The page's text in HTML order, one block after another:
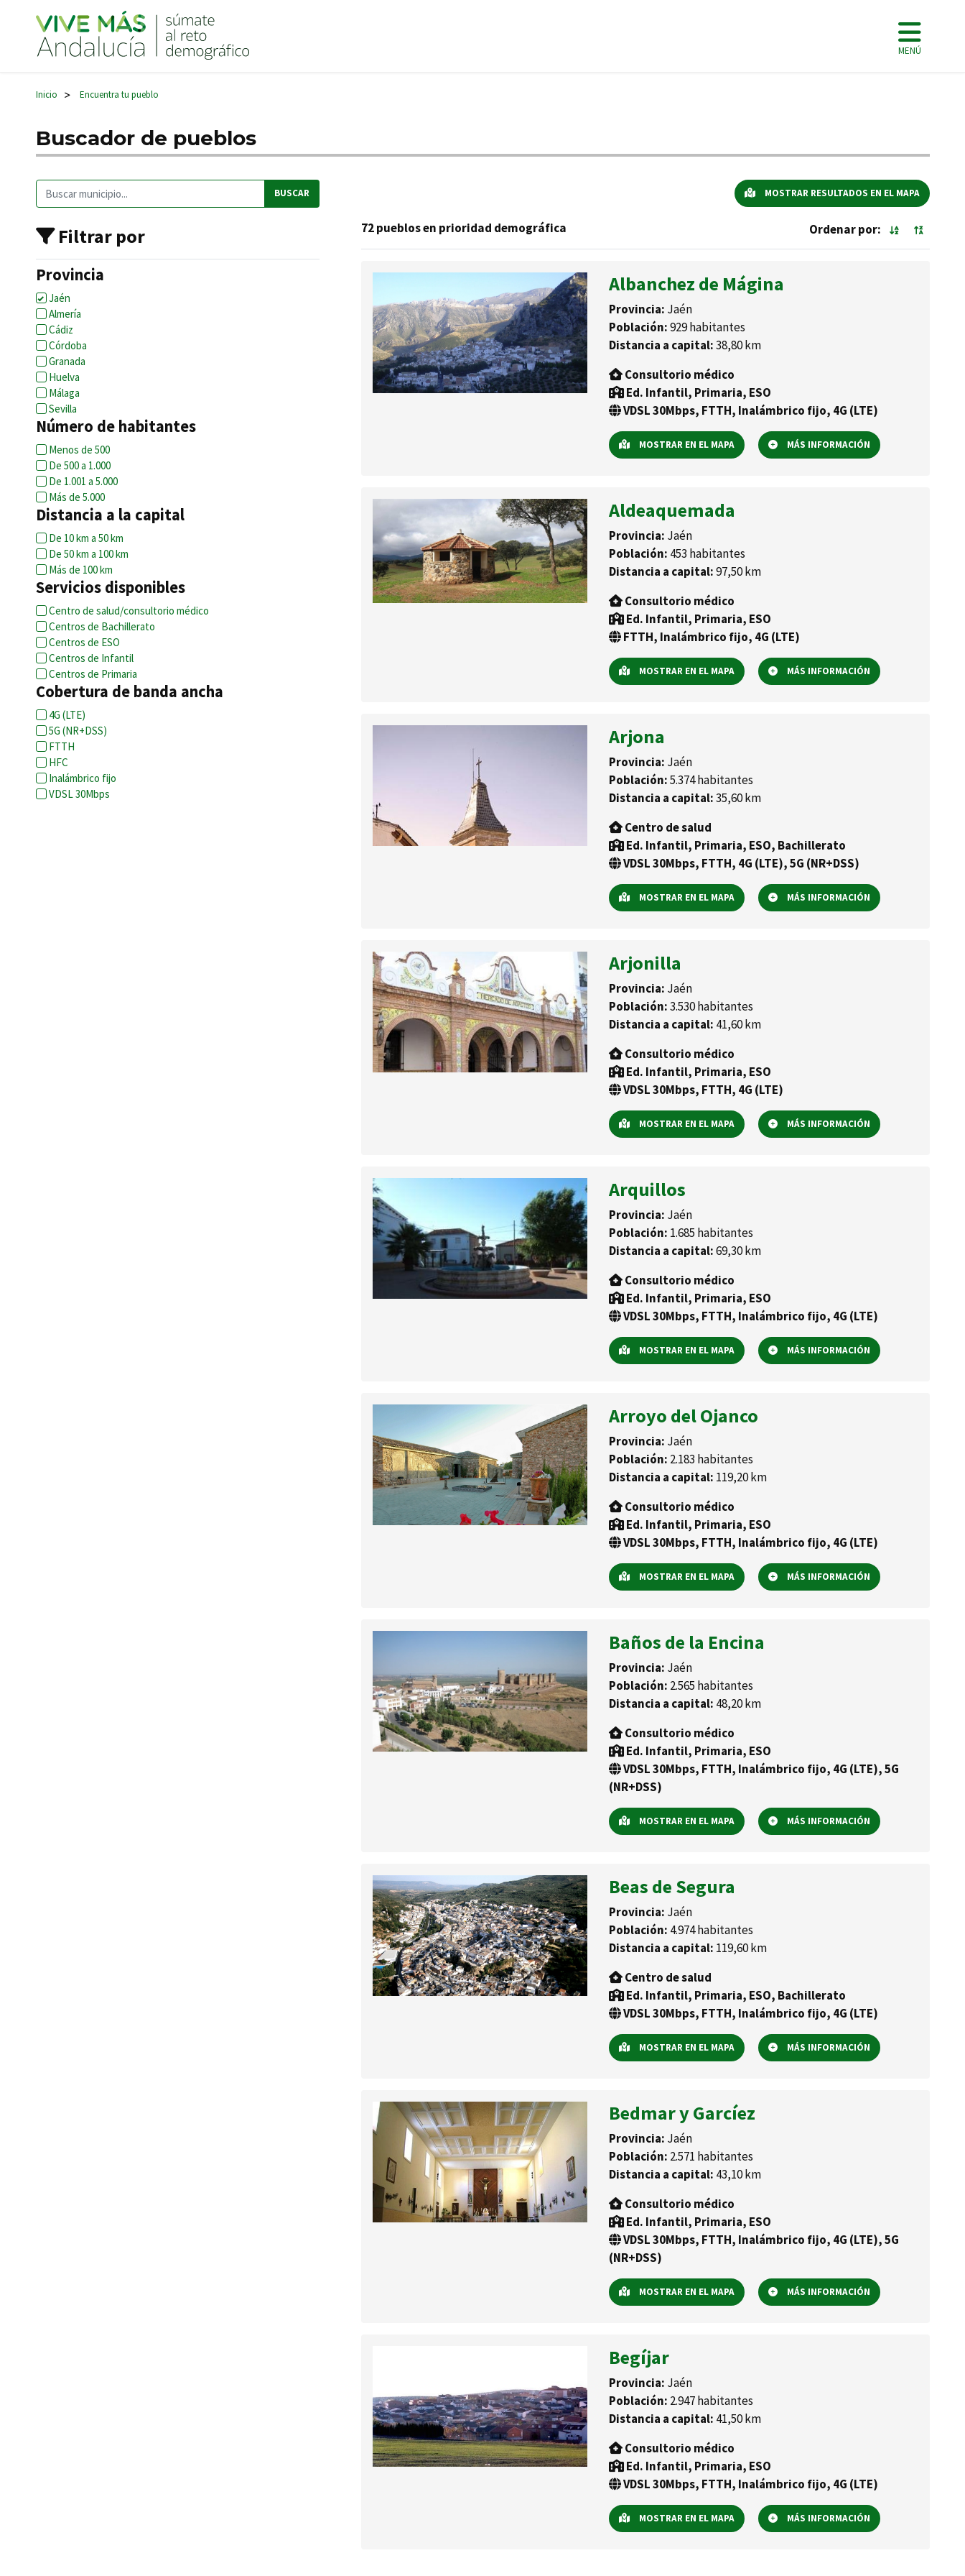
Navegación principal MENÚ
Inicio > Encuentra tu pueblo
Buscador de pueblos
Buscar:
Filtrar por
Provincia
Jaén
Almería
Cádiz
Córdoba
Granada
Huelva
Málaga
Sevilla
Número de habitantes
Menos de 500
De 500 a 1.000
De 1.001 a 5.000
Más de 5.000
Distancia a la capital
De 10 km a 50 km
De 50 km a 100 km
Más de 100 km
Servicios disponibles
Centro de salud/consultorio médico
Centros de Bachillerato
Centros de ESO
Centros de Infantil
Centros de Primaria
Cobertura de banda ancha
4G (LTE)
5G (NR+DSS)
FTTH
HFC
Inalámbrico fijo
VDSL 30Mbps
MOSTRAR RESULTADOS EN EL MAPA
72 pueblos en prioridad demográfica Ordenar por:
Albanchez de Mágina
Provincia: Jaén
Población:929 habitantes
Distancia a capital:38,80 km
Consultorio médico
Ed. Infantil, Primaria, ESO
VDSL 30Mbps, FTTH, Inalámbrico fijo, 4G (LTE)
MOSTRAR EN EL MAPA MÁS INFORMACIÓN
Aldeaquemada
Provincia: Jaén
Población: 453 habitantes
Distancia a capital:97,50 km
Consultorio médico
Ed. Infantil, Primaria, ESO
FTTH, Inalámbrico fijo, 4G (LTE)
MOSTRAR EN EL MAPA MÁS INFORMACIÓN
Arjona
Provincia: Jaén
Población:5.374 habitantes
Distancia a capital:35,60 km
Centro de salud
Ed. Infantil, Primaria, ESO, Bachillerato
VDSL 30Mbps, FTTH, 4G (LTE), 5G (NR+DSS)
MOSTRAR EN EL MAPA MÁS INFORMACIÓN
Arjonilla
Provincia: Jaén
Población:3.530 habitantes
Distancia a capital: 41,60 km
Consultorio médico
Ed. Infantil, Primaria, ESO
VDSL 30Mbps, FTTH, 4G (LTE)
MOSTRAR EN EL MAPA MÁS INFORMACIÓN
Arquillos
Provincia: Jaén
Población: 1.685 habitantes
Distancia a capital:69,30 km
Consultorio médico
Ed. Infantil, Primaria, ESO
VDSL 30Mbps, FTTH, Inalámbrico fijo, 4G (LTE)
MOSTRAR EN EL MAPA MÁS INFORMACIÓN
Arroyo del Ojanco
Provincia: Jaén
Población: 2.183 habitantes
Distancia a capital: 119,20 km
Consultorio médico
Ed. Infantil, Primaria, ESO
VDSL 30Mbps, FTTH, Inalámbrico fijo, 4G (LTE)
MOSTRAR EN EL MAPA MÁS INFORMACIÓN
Baños de la Encina
Provincia: Jaén
Población: 2.565 habitantes
Distancia a capital: 48,20 km
Consultorio médico
Ed. Infantil, Primaria, ESO
VDSL 30Mbps, FTTH, Inalámbrico fijo, 4G (LTE), 5G
(NR+DSS)
MOSTRAR EN EL MAPA MÁS INFORMACIÓN
Beas de Segura
Provincia: Jaén
Población: 4.974 habitantes
Distancia a capital: 119,60 km
Centro de salud
Ed. Infantil, Primaria, ESO, Bachillerato
VDSL 30Mbps, FTTH, Inalámbrico fijo, 4G (LTE)
MOSTRAR EN EL MAPA MÁS INFORMACIÓN
Bedmar y Garcíez
Provincia: Jaén
Población: 2.571 habitantes
Distancia a capital: 43,10 km
Consultorio médico
Ed. Infantil, Primaria, ESO
VDSL 30Mbps, FTTH, Inalámbrico fijo, 4G (LTE), 5G
(NR+DSS)
MOSTRAR EN EL MAPA MÁS INFORMACIÓN
Begíjar
Provincia: Jaén
Población: 2.947 habitantes
Distancia a capital: 41,50 km
Consultorio médico
Ed. Infantil, Primaria, ESO
VDSL 30Mbps, FTTH, Inalámbrico fijo, 4G (LTE)
MOSTRAR EN EL MAPA MÁS INFORMACIÓN